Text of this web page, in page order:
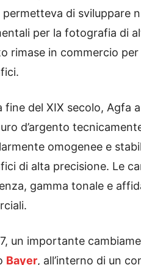
permetteva di sviluppare
per la fotografia di
rimase in commercio
fine del XIX secolo,
d’argento
omogenee e
di alta precisione. Le
gamma tonale e
un importante
Bayer, all’interno di un